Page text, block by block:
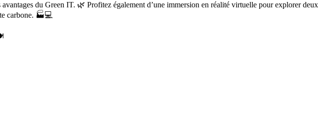
du Green IT. 🌿 Profitez également d’une immersion en réalité virtuelle pour explorer deux
carbone. 🏭💻